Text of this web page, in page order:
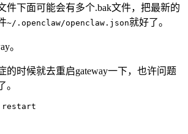
件下面可能会有多个.bak文件，把最新的
~/.openclaw/openclaw.json就好了。
。
的时候就去重启gateway一下，也许问题
。